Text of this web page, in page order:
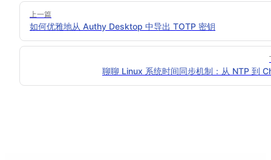
Pager
上一篇
如何优雅地从 Authy Desktop 中导出 TOTP 密钥
聊聊 Linux 系统时间同步机制：从 NTP 到